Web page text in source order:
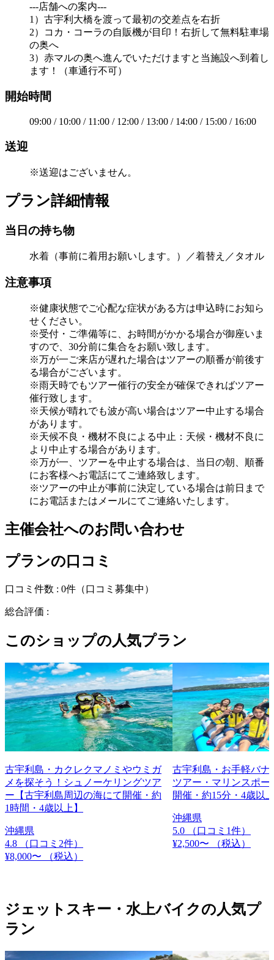
---店舗への案内---
1）古宇利大橋を渡って最初の交差点を右折
2）コカ・コーラの自販機が目印！右折して無料駐車場
の奥へ
3）赤マルの奥へ進んでいただけますと当施設へ到着し
ます！（車通行不可）
開始時間
09:00 / 10:00 / 11:00 / 12:00 / 13:00 / 14:00 / 15:00 / 16:00
送迎
※送迎はございません。
プラン詳細情報
当日の持ち物
水着（事前に着用お願いします。）／着替え／タオル
注意事項
※健康状態でご心配な症状がある方は申込時にお知ら
せください。
※受付・ご準備等に、お時間がかかる場合が御座いま
すので、30分前に集合をお願い致します。
※万が一ご来店が遅れた場合はツアーの順番が前後す
る場合がございます。
※雨天時でもツアー催行の安全が確保できればツアー
催行致します。
※天候が晴れでも波が高い場合はツアー中止する場合
があります。
※天候不良・機材不良による中止：天候・機材不良に
より中止する場合があります。
※万が一、ツアーを中止する場合は、当日の朝、順番
にお客様へお電話にてご連絡致します。
※ツアーの中止が事前に決定している場合は前日まで
にお電話またはメールにてご連絡いたします。
主催会社へのお問い合わせ
プランの口コミ
口コミ件数 : 0件 （口コミ募集中）
総合評価 :
このショップの人気プラン
古宇利島・カクレクマノミやウミガ
メを探そう！シュノーケリングツア
ー【古宇利島周辺の海にて開催・約
1時間・4歳以上】
沖縄県
4.8
（口コミ2件）
¥8,000〜
（税込）
古宇利島・お手軽バナ
ツアー・マリンスポー
開催・約15分・4歳以
沖縄県
5.0
（口コミ1件）
¥2,500〜
（税込）
ジェットスキー・水上バイクの人気プ
ラン